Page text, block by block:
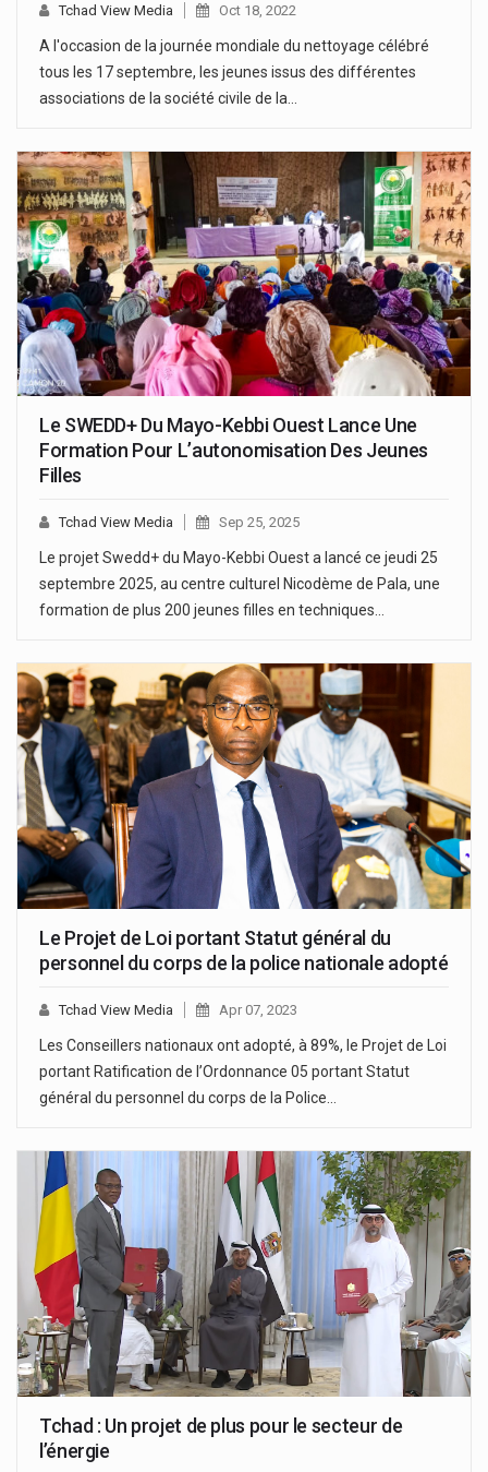
Tchad View Media Oct 18, 2022
A l'occasion de la journée mondiale du nettoyage célébré
tous les 17 septembre, les jeunes issus des différentes
associations de la société civile de la…
Le SWEDD+ Du Mayo-Kebbi Ouest Lance Une
Formation Pour L’autonomisation Des Jeunes
Filles
Tchad View Media Sep 25, 2025
Le projet Swedd+ du Mayo-Kebbi Ouest a lancé ce jeudi 25
septembre 2025, au centre culturel Nicodème de Pala, une
formation de plus 200 jeunes filles en techniques…
Le Projet de Loi portant Statut général du
personnel du corps de la police nationale adopté
Tchad View Media Apr 07, 2023
Les Conseillers nationaux ont adopté, à 89%, le Projet de Loi
portant Ratification de l’Ordonnance 05 portant Statut
général du personnel du corps de la Police…
Tchad : Un projet de plus pour le secteur de
l’énergie